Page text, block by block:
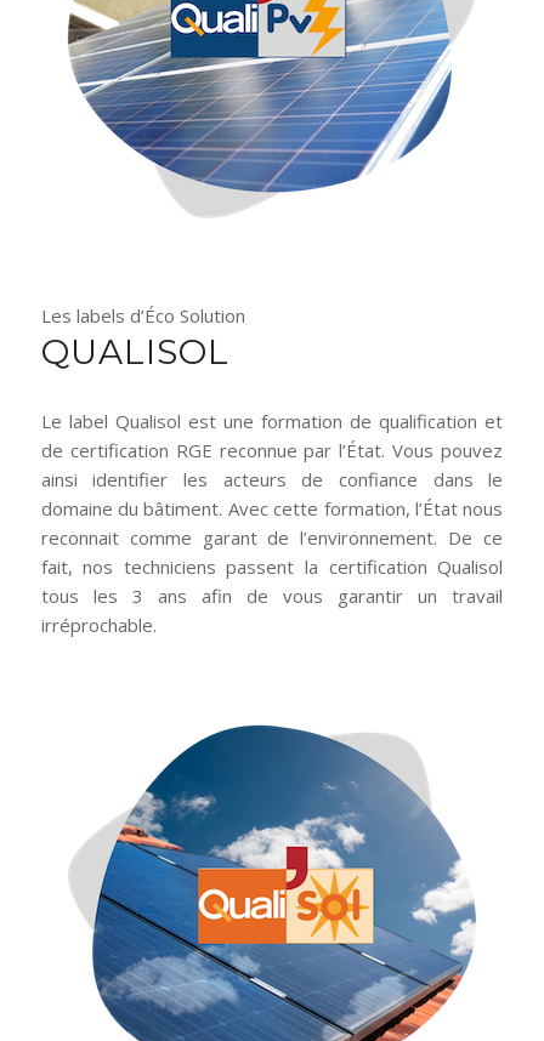
Les labels d’Éco Solution
QUALISOL
Le label Qualisol est une formation de qualification et
de certification RGE reconnue par l’État. Vous pouvez
ainsi identifier les acteurs de confiance dans le
domaine du bâtiment. Avec cette formation, l’État nous
reconnait comme garant de l’environnement. De ce
fait, nos techniciens passent la certification Qualisol
tous les 3 ans afin de vous garantir un travail
irréprochable.